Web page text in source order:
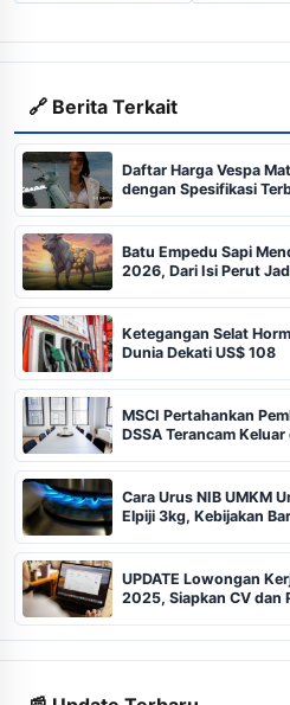
🔗 Berita Terkait
Daftar Harga Vespa
dengan Spesifikasi
Batu Empedu Sapi
2026, Dari Isi Perut
Ketegangan Selat
Dunia Dekati US$ 108
MSCI Pertahankan
DSSA Terancam
Cara Urus NIB UMKM
Elpiji 3kg, Kebijakan
UPDATE Lowongan
2025, Siapkan CV dan